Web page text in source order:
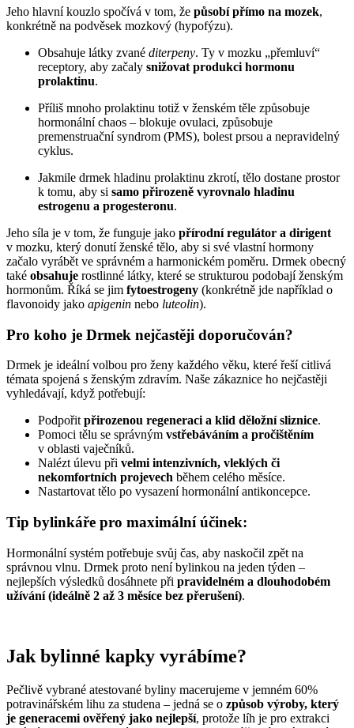
Jeho hlavní kouzlo spočívá v tom, že působí přímo na mozek,
konkrétně na podvěsek mozkový (hypofýzu).
Obsahuje látky zvané diterpeny. Ty v mozku „přemluví“
receptory, aby začaly snižovat produkci hormonu
prolaktinu.
Příliš mnoho prolaktinu totiž v ženském těle způsobuje
hormonální chaos – blokuje ovulaci, způsobuje
premenstruační syndrom (PMS), bolest prsou a nepravidelný
cyklus.
Jakmile drmek hladinu prolaktinu zkrotí, tělo dostane prostor
k tomu, aby si samo přirozeně vyrovnalo hladinu
estrogenu a progesteronu.
Jeho síla je v tom, že funguje jako přírodní regulátor a dirigent
v mozku, který donutí ženské tělo, aby si své vlastní hormony
začalo vyrábět ve správném a harmonickém poměru. Drmek obecný
také obsahuje rostlinné látky, které se strukturou podobají ženským
hormonům. Říká se jim fytoestrogeny (konkrétně jde například o
flavonoidy jako apigenin nebo luteolin).
Pro koho je Drmek nejčastěji doporučován?
Drmek je ideální volbou pro ženy každého věku, které řeší citlivá
témata spojená s ženským zdravím. Naše zákaznice ho nejčastěji
vyhledávají, když potřebují:
Podpořit přirozenou regeneraci a klid děložní sliznice.
Pomoci tělu se správným vstřebáváním a pročištěním
v oblasti vaječníků.
Nalézt úlevu při velmi intenzivních, vleklých či
nekomfortních projevech během celého měsíce.
Nastartovat tělo po vysazení hormonální antikoncepce.
Tip bylinkáře pro maximální účinek:
Hormonální systém potřebuje svůj čas, aby naskočil zpět na
správnou vlnu. Drmek proto není bylinkou na jeden týden –
nejlepších výsledků dosáhnete při pravidelném a dlouhodobém
užívání (ideálně 2 až 3 měsíce bez přerušení).
Jak bylinné kapky vyrábíme?
Pečlivě vybrané atestované byliny macerujeme v jemném 60%
potravinářském lihu za studena – jedná se o způsob výroby, který
je generacemi ověřený jako nejlepší, protože líh je pro extrakci